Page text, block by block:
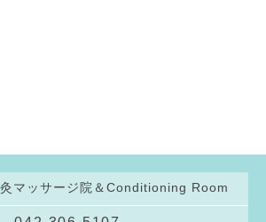
マッサージ院＆Conditioning Room